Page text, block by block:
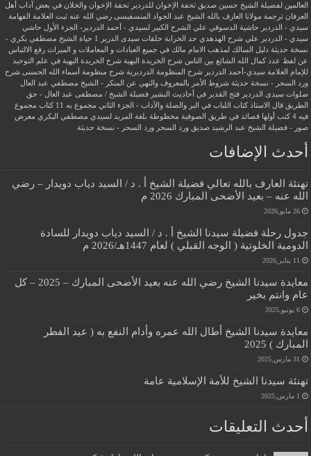
العالمين لفضيلة الشيخ حسين صديق
تحفة الإخوان للدردير تحفة الإخوان والخلان في بعض آداب أهل
العرفان ترجمة مولانا العارف بالله الشيخ عبد الجواد المنسفيسى رضي الله عنه ثبت العلامة الفهامة
سيدي - الدردير
حاشية الدسوقي علي الشرح الكبير لسيدي - أحمد الدردير- الجزء الأول حاشي
سيدي - الدردير علي شرح الهدهدي حد الحرابة حلقات سيدى الدرير 1
حياة الشيخ مصطفي بكري -
نسخة حديثة دليل السالك لمذهب الامام مالك في جميع العبادات و المعاملات و الميراث رفع الالتباس
عن لفظ عدد كمال الله الشائع بين الناس شرح الخريدة البهية شرح الخريدة البهية في علم التوحيد
للإمام العلامة سيدي-أحمد الدردير شرح المنظومة الدرديرية شرح منظومة أسماء الله الحسنى شرح
ورد السحر - نسخة حديثة شروط الأمر بالمعروف والنهي عن المنكر - الشيخ مصطفي عبد العال
صلوات سيدى الدردير فتح القدير في أحاديث البشير فضيلة الشيخ / مصطفى عبد العال - حق
الطريق
قال الاستاذ كتاب اللباب في البر والصلة والآداب - الجزء الثاني مجموع به 11 كتاب
مجموع
فيه 4 كتب أولها قصائد في طريق الصوفية
مخطوطة بلغة المريد لسيدي مصطفي البكري معرض
صور - فضيلة الشيخ عبد الرشيد صديق
ورد السحر ورد السحر - نسخة حديثة
أحدث الإضافات
تهنئة العارف بالله تعالي فضيلة الشيخ أ . د / السيد دياب دويدار – رضي
الله عنه – بعيد الأضحى المبارك 2026 م
26 مايو,2026
جدول رحلة فضيلة سيدنا الشيخ أ . د / السيد دياب دويدار للسادة
الدومية الخلوتية ( الوجه القبلي ) لعام 1447هـ/2026 م
11 يناير,2026
معايدة سيدنا الشيخ رضي الله عنه بعيد الأضحى المبارك – 2025 – كل
عام وانتم بخير
6 يونيو,2025
معايدة سيدنا الشيخ أطال الله عمره وأدام النفع به ( عيد الفطر
المبارك ) 2025
31 مارس,2025
تهنئة سيدنا الشيخ للأمة الإسلامية عامة
1 مارس,2025
أحدث التعليقات